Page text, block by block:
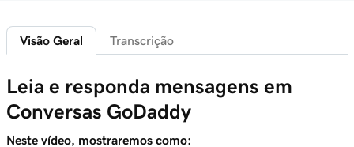
GoDaddy
Conecte uma conta comercial do Instagram
ao GoDaddy Conversations
Aula 7 (de 7)
Visão Geral Transcrição
Leia e responda mensagens em
Conversas GoDaddy
Neste vídeo, mostraremos como: